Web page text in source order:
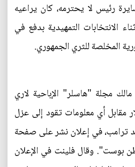
رئيس لا يحترمه، كان يراعيه
الانتخابات التمهيدية بدفع في
المخلصة للثري الجمهوري.
مجلة "هاسلر" الإباحية لاري
دولار مقابل أي معلومات تقود إلى عزل
ترامب، في إعلان نشر على صفحة
بوست". وقال فلينت في الإعلان